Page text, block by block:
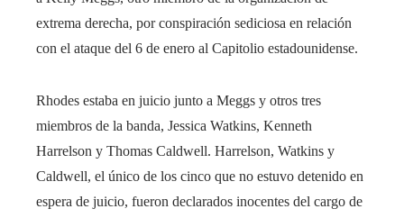
extrema derecha, por conspiración sediciosa en relación
con el ataque del 6 de enero al Capitolio estadounidense.
Rhodes estaba en juicio junto a Meggs y otros tres
miembros de la banda, Jessica Watkins, Kenneth
Harrelson y Thomas Caldwell. Harrelson, Watkins y
Caldwell, el único de los cinco que no estuvo detenido en
espera de juicio, fueron declarados inocentes del cargo de